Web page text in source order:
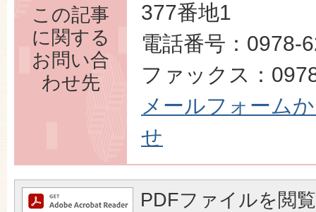
この記事
に関する
お問い合
わせ先
377番地1
電話番号：0978-
ファックス：
メールフォーム
せ
PDFファイルを閲